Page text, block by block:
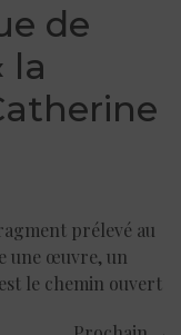
de
la
prélevé au
une œuvre, un
le chemin ouvert